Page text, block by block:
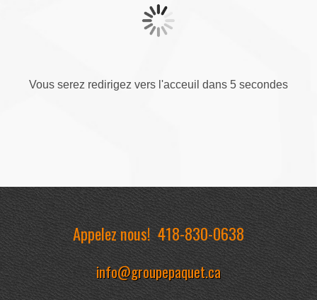
Vous serez redirigez vers l'acceuil dans 5 secondes
Appelez nous!418-830-0638
info@groupepaquet.ca